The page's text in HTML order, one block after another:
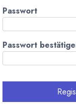
Passwort
Passwort